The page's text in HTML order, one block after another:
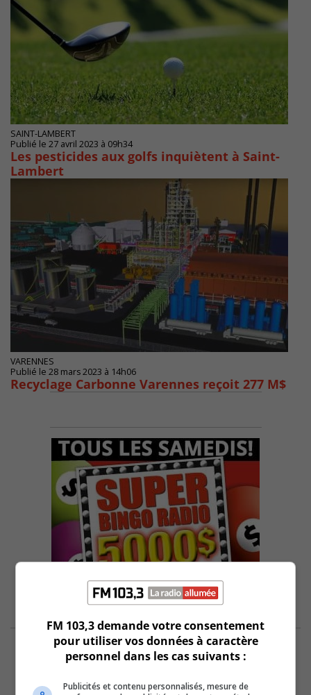
SAINT-LAMBERT
Publié le 27 avril 2023 à 09h34
Les pesticides aux golfs inquiètent à Saint-
Lambert
VARENNES
Publié le 28 mars 2023 à 14h06
Recyclage Carbonne Varennes reçoit 277 M$
FM 103,3 demande votre consentement
pour utiliser vos données à caractère
personnel dans les cas suivants :
Publicités et contenu personnalisés, mesure de